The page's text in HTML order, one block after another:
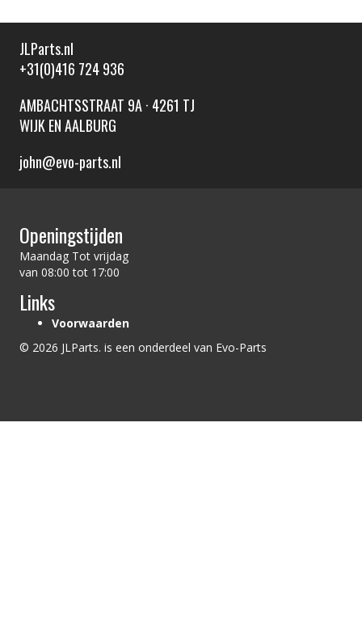
JLParts.nl
+31(0)416 724 936
AMBACHTSSTRAAT 9A · 4261 TJ
WIJK EN AALBURG
john@evo-parts.nl
Openingstijden
Maandag Tot vrijdag
van 08:00 tot 17:00
Links
Voorwaarden
© 2026 JLParts. is een onderdeel van Evo-Parts